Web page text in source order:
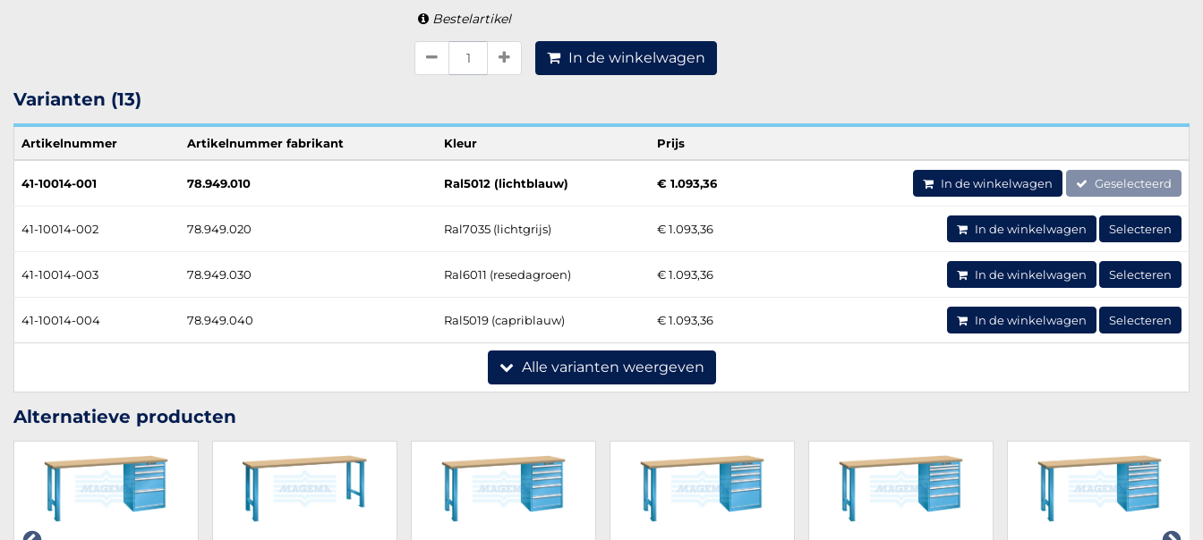
Bestelartikel
In de winkelwagen
Varianten (13)
Artikelnummer Artikelnummer fabrikant Kleur Prijs
41-10014-001 78.949.010 Ral5012 (lichtblauw) € 1.093,36 In de winkelwagen Geselecteerd
41-10014-002 78.949.020 Ral7035 (lichtgrijs) € 1.093,36 In de winkelwagen Selecteren
41-10014-003 78.949.030 Ral6011 (resedagroen) € 1.093,36 In de winkelwagen Selecteren
41-10014-004 78.949.040 Ral5019 (capriblauw) € 1.093,36 In de winkelwagen Selecteren
Alle varianten weergeven
Alternatieve producten